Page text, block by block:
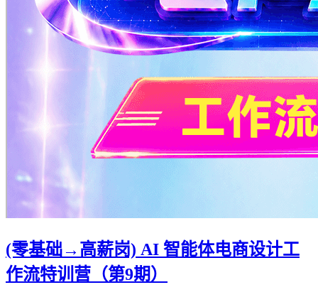
(零基础→高薪岗) AI 智能体电商设计工
作流特训营（第9期）